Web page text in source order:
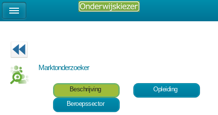
Marktonderzoeker
Beschrijving
Opleiding
Beroepssector